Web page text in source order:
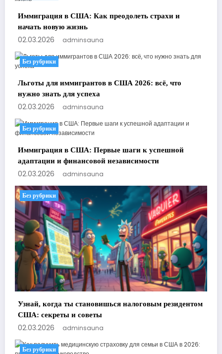
Иммиграция в США: Как преодолеть страхи и
начать новую жизнь
02.03.2026 adminsauna
Без рубрики
Льготы для иммигрантов в США 2026: всё, что
нужно знать для успеха
02.03.2026 adminsauna
Без рубрики
Иммиграция в США: Первые шаги к успешной
адаптации и финансовой независимости
02.03.2026 adminsauna
Без рубрики
Узнай, когда ты становишься налоговым резидентом
США: секреты и советы
02.03.2026 adminsauna
Без рубрики